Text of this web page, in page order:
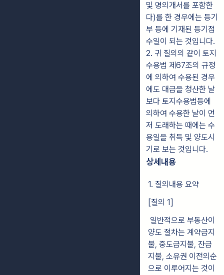
및 명의개서를 포함한
다)를 한 경우에는 등기
부 등에 기재된 등기접
수일이 되는 것입니다.
2. 귀 질의의 같이 토지
수용법 제67조의 규정
에 의하여 수용된 경우
에도 대금을 청산한 날
보다 토지수용법등에
의하여 수용한 날이 먼
저 도래하는 때에는 수
용일을 취득 및 양도시
기로 보는 것입니다.
상세내용
1. 질의내용 요약
[질의 1]
일반적으로 부동산이
양도 절차는 계약금지
불, 중도금지불, 잔금
지불, 소유권 이전의순
으로 이루어지는 것이